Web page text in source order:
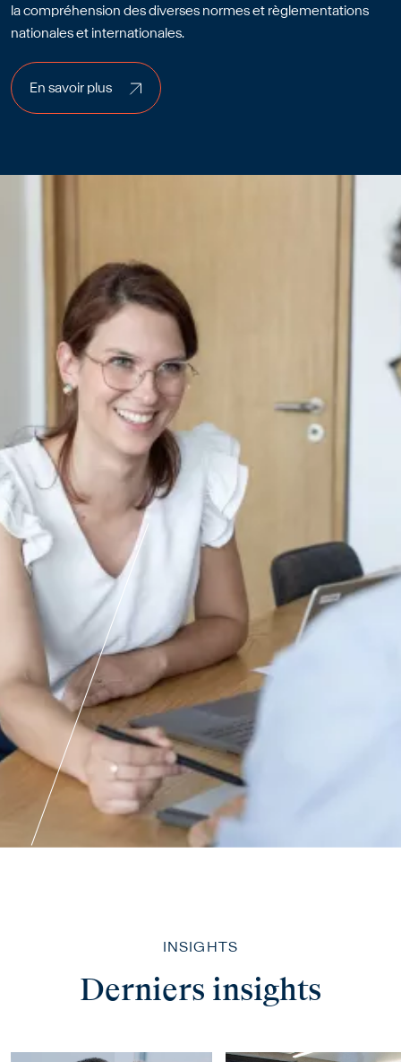
la compréhension des diverses normes et règlementations
nationales et internationales.
En savoir plus
En savoir plus
INSIGHTS
Derniers insights